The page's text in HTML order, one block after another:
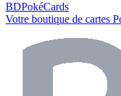
BDPokéCards
Votre boutique de cartes